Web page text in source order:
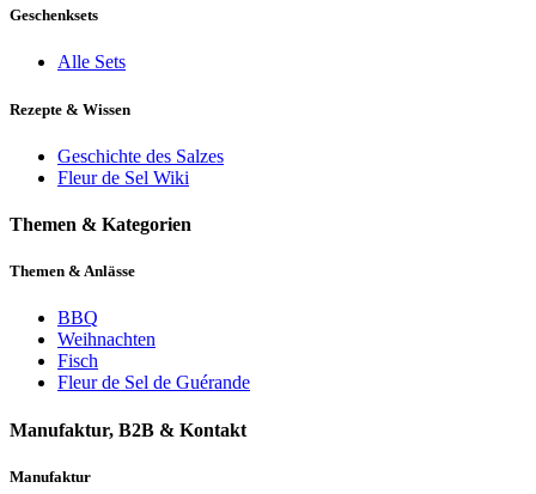
Geschenksets
Alle Sets
Rezepte & Wissen
Geschichte des Salzes
Fleur de Sel Wiki
Themen & Kategorien
Themen & Anlässe
BBQ
Weihnachten
Fisch
Fleur de Sel de Guérande
Manufaktur, B2B & Kontakt
Manufaktur